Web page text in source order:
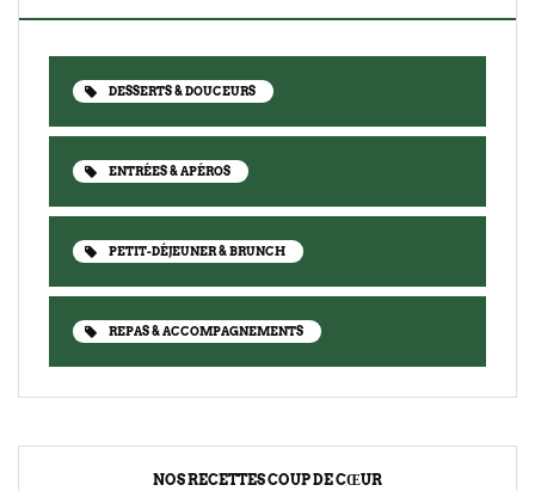
DESSERTS & DOUCEURS
ENTRÉES & APÉROS
PETIT-DÉJEUNER & BRUNCH
REPAS & ACCOMPAGNEMENTS
NOS RECETTES COUP DE CŒUR